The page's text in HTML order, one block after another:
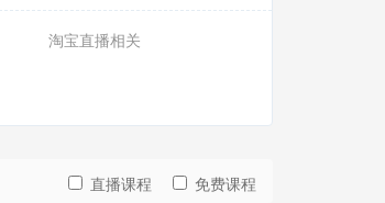
淘宝直播相关
直播课程 免费课程